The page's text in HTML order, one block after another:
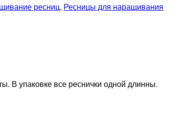
ресниц, Ресницы для наращивания
В упаковке все реснички одной длинны.